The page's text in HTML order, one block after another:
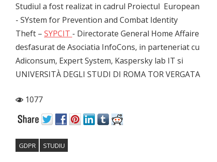
Studiul a fost realizat in cadrul Proiectul European
- SYstem for Prevention and Combat Identity
Theft – SYPCIT - Directorate General Home Affaire
desfasurat de Asociatia InfoCons, in parteneriat cu
Adiconsum, Expert System, Kaspersky lab IT si
UNIVERSITÀ DEGLI STUDI DI ROMA TOR VERGATA
1077
GDPR STUDIU